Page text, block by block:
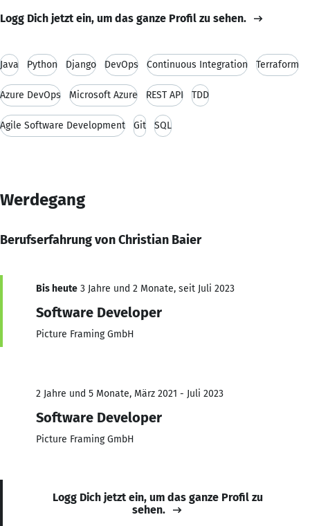
Logg Dich jetzt ein, um das ganze Profil zu sehen.
Java Python Django DevOps Continuous Integration Terraform
Azure DevOps Microsoft Azure REST API TDD
Agile Software Development Git SQL
Werdegang
Berufserfahrung von Christian Baier
Bis heute 3 Jahre und 2 Monate, seit Juli 2023
Software Developer
Picture Framing GmbH
2 Jahre und 5 Monate, März 2021 - Juli 2023
Software Developer
Picture Framing GmbH
Logg Dich jetzt ein, um das ganze Profil zu
sehen.